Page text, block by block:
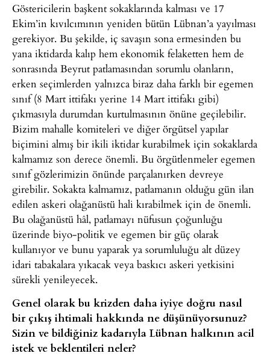
Göstericilerin başkent sokaklarında kalması ve 17
Ekim’in kıvılcımının yeniden bütün Lübnan’a yayılması
gerekiyor. Bu şekilde, iç savaşın sona ermesinden bu
yana iktidarda kalıp hem ekonomik felaketten hem de
sonrasında Beyrut patlamasından sorumlu olanların,
erken seçimlerden yalnızca biraz daha farklı bir egemen
sınıf (8 Mart ittifakı yerine 14 Mart ittifakı gibi)
çıkmasıyla durumdan kurtulmasının önüne geçilebilir.
Bizim mahalle komiteleri ve diğer örgütsel yapılar
biçimini almış bir ikili iktidar kurabilmek için sokaklarda
kalmamız son derece önemli. Bu örgütlenmeler egemen
sınıf gözlerimizin önünde parçalanırken devreye
girebilir. Sokakta kalmamız, patlamanın olduğu gün ilan
edilen askeri olağanüstü hali kırabilmek için de önemli.
Bu olağanüstü hâl, patlamayı nüfusun çoğunluğu
üzerinde biyo-politik ve egemen bir güç olarak
kullanıyor ve bunu yaparak ya sorumluluğu alt düzey
idari tabakalara yıkacak veya baskıcı askeri yetkisini
sürekli yenileyecek.
Genel olarak bu krizden daha iyiye doğru nasıl
bir çıkış ihtimali hakkında ne düşünüyorsunuz?
Sizin ve bildiğiniz kadarıyla Lübnan halkının acil
istek ve beklentileri neler?